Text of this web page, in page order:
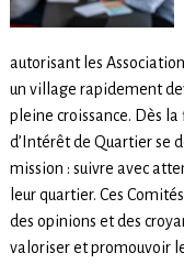
autorisant les
un village rapidement
pleine croissance. Dès
d’Intérêt de Quartier se
mission : suivre avec
leur quartier. Ces
des opinions et des
valoriser et promouvoir